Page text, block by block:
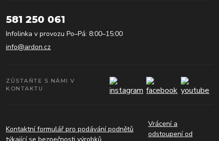
581 250 061
Infolinka v provozu Po–Pá: 8:00–15:00
info@ardon.cz
ZŮSTAŇTE S NÁMI V
KONTAKTU
Kontaktní formulář pro podávání podnětů
týkající se bezpečnosti výrobků
Vrácení a
odstoupení od